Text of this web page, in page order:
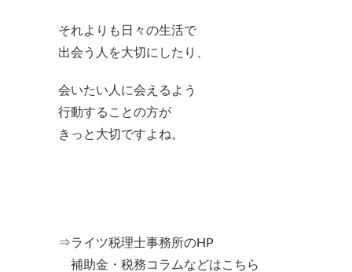
それよりも日々の生活で
出会う人を大切にしたり、
会いたい人に会えるよう
行動することの方が
きっと大切ですよね。
⇒ライツ税理士事務所のHP
補助金・税務コラムなどはこちら